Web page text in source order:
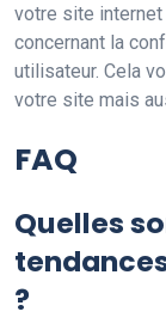
votre site
concernant la
utilisateur. Cela
votre site mais
FAQ
Quelles
?